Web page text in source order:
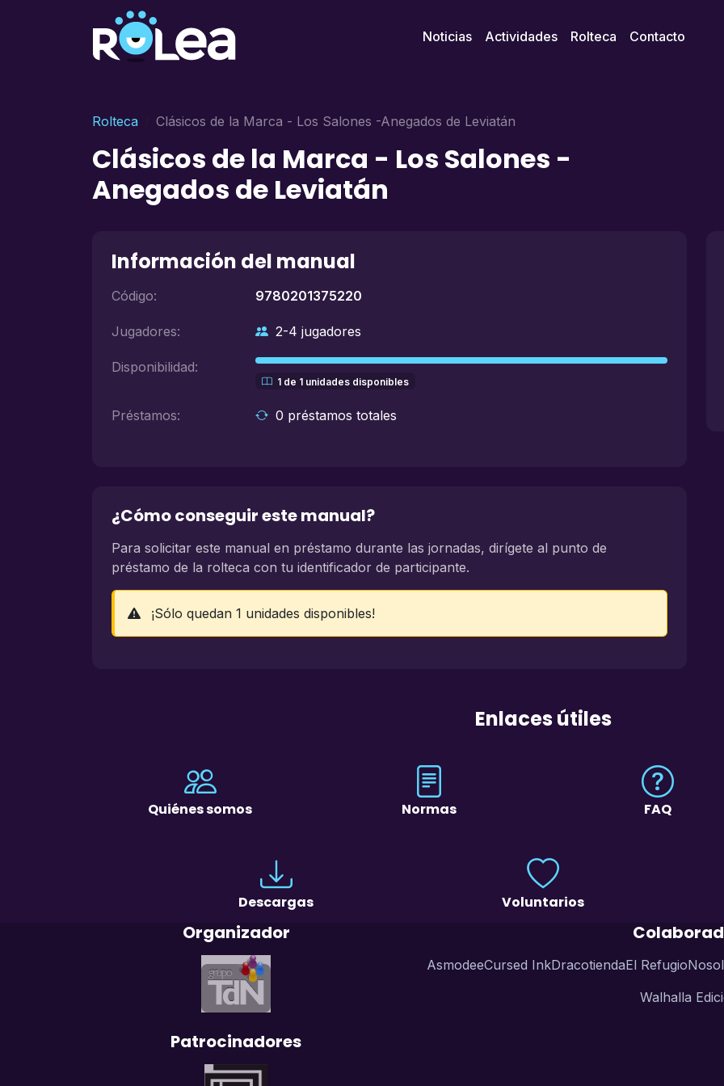
Noticias Actividades Rolteca Contacto
Rolteca Clásicos de la Marca - Los Salones -Anegados de Leviatán
Clásicos de la Marca - Los Salones -
Anegados de Leviatán
Información del manual
Código: 9780201375220
Jugadores: 2-4 jugadores
Disponibilidad:
1 de 1 unidades disponibles
Préstamos: 0 préstamos totales
¿Cómo conseguir este manual?
Para solicitar este manual en préstamo durante las jornadas, dirígete al punto de
préstamo de la rolteca con tu identificador de participante.
¡Sólo quedan 1 unidades disponibles!
Enlaces útiles
Quiénes somos Normas FAQ
Descargas Voluntarios
Organizador
Patrocinadores
AsmodeeCursed InkDracotiendaEl Refugio
Walhalla